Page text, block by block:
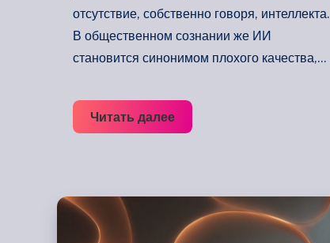
отсутствие, собственно говоря, интеллекта.
В общественном сознании же ИИ
становится синонимом плохого качества,…
Читать далееСветлое
AI